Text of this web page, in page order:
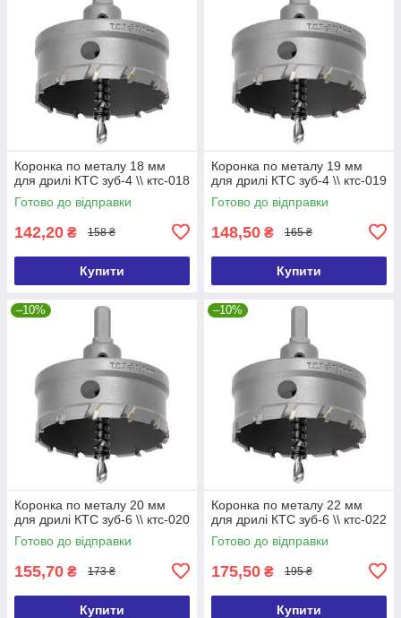
Коронка по металу 18 мм
для дрилі КТС зуб-4 \\ ктс-018
Готово до відправки
142,20 ₴ 158 ₴
Купити
Коронка по металу 19 мм
для дрилі КТС зуб-4 \\ ктс-019
Готово до відправки
148,50 ₴ 165 ₴
Купити
–10%
Коронка по металу 20 мм
для дрилі КТС зуб-6 \\ ктс-020
Готово до відправки
155,70 ₴ 173 ₴
Купити
–10%
Коронка по металу 22 мм
для дрилі КТС зуб-6 \\ ктс-022
Готово до відправки
175,50 ₴ 195 ₴
Купити